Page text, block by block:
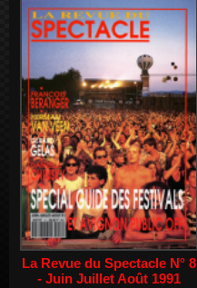
La Revue du Spectacle N° 8
- Juin Juillet Août 1991